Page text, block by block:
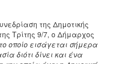
της Δημοτικής
Τρίτης 9/7, ο Δήμαρχος
οποίο εισάγεται σήμερα
διότι δίνει και ένα